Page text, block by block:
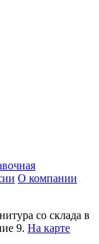
О компании
со склада в
9. На карте